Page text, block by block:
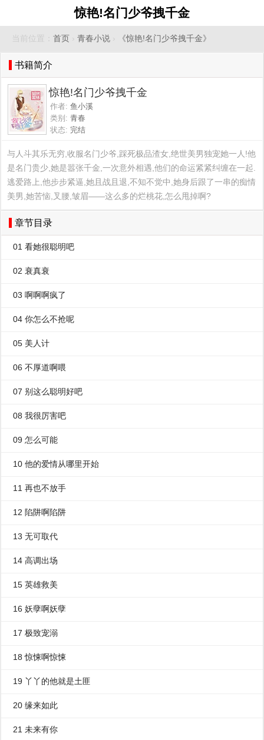
惊艳!名门少爷拽千金
当前位置： 首页 › 青春小说 › 《惊艳!名门少爷拽千金》
书籍简介
惊艳!名门少爷拽千金
作者: 鱼小溪
类别: 青春
状态: 完结
与人斗其乐无穷,收服名门少爷,踩死极品渣女,绝世美男独宠她一人!他
是名门贵少,她是嚣张千金,一次意外相遇,他们的命运紧紧纠缠在一起.
逃爱路上,他步步紧逼,她且战且退,不知不觉中,她身后跟了一串的痴情
美男,她苦恼,叉腰,皱眉——这么多的烂桃花,怎么甩掉啊?
章节目录
01 看她很聪明吧
02 衰真衰
03 啊啊啊疯了
04 你怎么不抢呢
05 美人计
06 不厚道啊喂
07 别这么聪明好吧
08 我很厉害吧
09 怎么可能
10 他的爱情从哪里开始
11 再也不放手
12 陷阱啊陷阱
13 无可取代
14 高调出场
15 英雄救美
16 妖孽啊妖孽
17 极致宠溺
18 惊悚啊惊悚
19 丫丫的他就是土匪
20 缘来如此
21 未来有你